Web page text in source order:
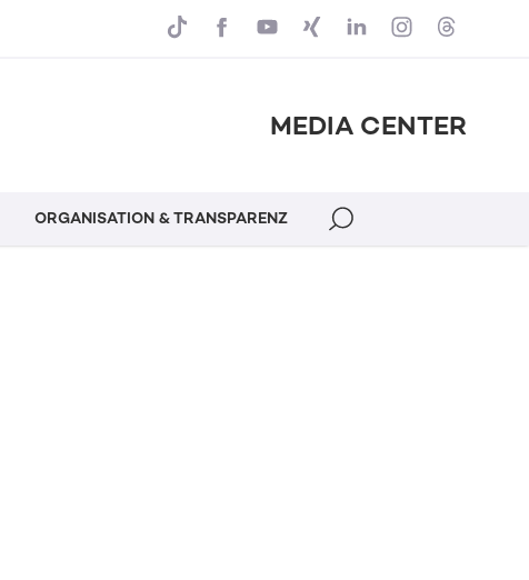
MEDIA CENTER
ORGANISATION & TRANSPARENZ